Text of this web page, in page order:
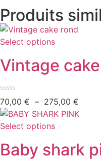
Produits
Select options
Vintage
Note
0
sur
5
70,00 € – 275,00 €
Select options
Baby shark